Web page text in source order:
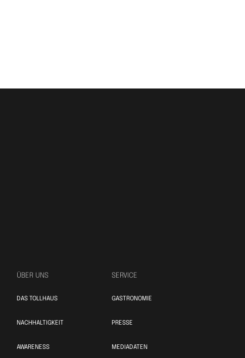
ÜBER UNS
DAS TOLLHAUS
NACHHALTIGKEIT
AWARENESS
SERVICE
GASTRONOMIE
PRESSE
MEDIADATEN